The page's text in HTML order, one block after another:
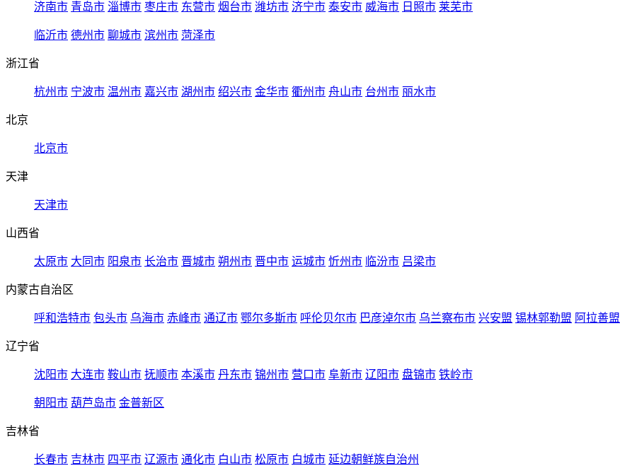
济南市 青岛市 淄博市 枣庄市 东营市 烟台市 潍坊市 济宁市 泰安市 威海市 日照市 莱芜市
临沂市 德州市 聊城市 滨州市 菏泽市
浙江省
杭州市 宁波市 温州市 嘉兴市 湖州市 绍兴市 金华市 衢州市 舟山市 台州市 丽水市
北京
北京市
天津
天津市
山西省
太原市 大同市 阳泉市 长治市 晋城市 朔州市 晋中市 运城市 忻州市 临汾市 吕梁市
内蒙古自治区
呼和浩特市 包头市 乌海市 赤峰市 通辽市 鄂尔多斯市 呼伦贝尔市 巴彦淖尔市 乌兰察布市 兴安盟 锡林郭勒盟 阿拉善盟
辽宁省
沈阳市 大连市 鞍山市 抚顺市 本溪市 丹东市 锦州市 营口市 阜新市 辽阳市 盘锦市 铁岭市
朝阳市 葫芦岛市 金普新区
吉林省
长春市 吉林市 四平市 辽源市 通化市 白山市 松原市 白城市 延边朝鲜族自治州